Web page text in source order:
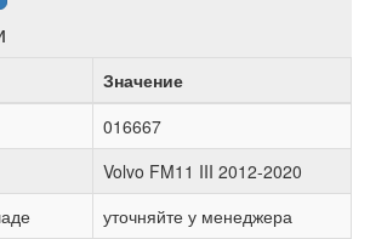
Значение
016667
Volvo FM11 III 2012-2020
уточняйте у менеджера